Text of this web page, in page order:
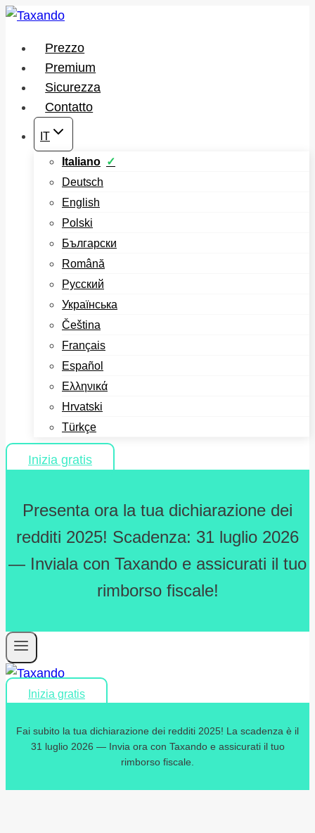
Salta
contenutoPrezzo
Premium
Sicurezza
Contatto
IT
Italiano
Deutsch
English
Polski
Български
Română
Русский
Українська
Čeština
Français
Español
Ελληνικά
Hrvatski
Türkçe
Inizia gratis
Presenta ora la tua dichiarazione dei
redditi 2025! Scadenza: 31 luglio 2026
— Inviala con Taxando e assicurati il tuo
rimborso fiscale!
Inizia gratis
Fai subito la tua dichiarazione dei redditi 2025! La scadenza è il
31 luglio 2026 — Invia ora con Taxando e assicurati il tuo
rimborso fiscale.